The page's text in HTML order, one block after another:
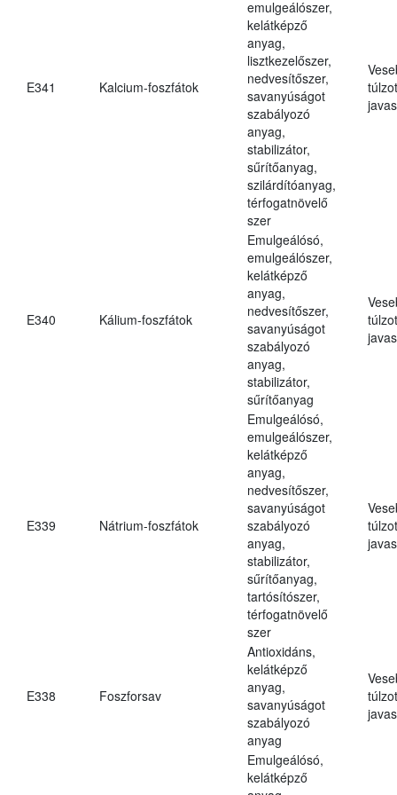
E341 Kalcium-foszfátok
emulgeálószer,
kelátképző
anyag,
lisztkezelőszer,
nedvesítőszer,
savanyúságot
szabályozó
anyag,
stabilizátor,
sűrítőanyag,
szilárdítóanyag,
térfogatnövelő
szer
E340 Kálium-foszfátok
Emulgeálósó,
emulgeálószer,
kelátképző
anyag,
nedvesítőszer,
savanyúságot
szabályozó
anyag,
stabilizátor,
sűrítőanyag
E339 Nátrium-foszfátok
Emulgeálósó,
emulgeálószer,
kelátképző
anyag,
nedvesítőszer,
savanyúságot
szabályozó
anyag,
stabilizátor,
sűrítőanyag,
tartósítószer,
térfogatnövelő
szer
E338 Foszforsav
Antioxidáns,
kelátképző
anyag,
savanyúságot
szabályozó
anyag
Emulgeálósó,
kelátképző